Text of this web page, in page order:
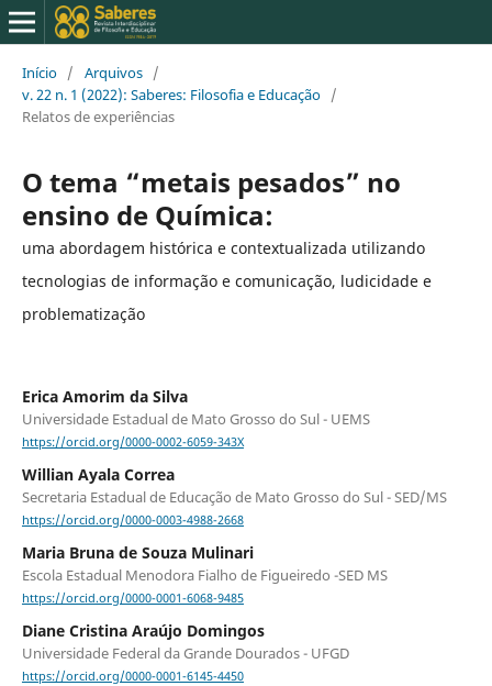
Início / Arquivos /
v. 22 n. 1 (2022): Saberes: Filosofia e Educação /
Relatos de experiências
O tema “metais pesados” no
ensino de Química:
uma abordagem histórica e contextualizada utilizando
tecnologias de informação e comunicação, ludicidade e
problematização
Erica Amorim da Silva
Universidade Estadual de Mato Grosso do Sul - UEMS
https://orcid.org/0000-0002-6059-343X
Willian Ayala Correa
Secretaria Estadual de Educação de Mato Grosso do Sul - SED/MS
https://orcid.org/0000-0003-4988-2668
Maria Bruna de Souza Mulinari
Escola Estadual Menodora Fialho de Figueiredo -SED MS
https://orcid.org/0000-0001-6068-9485
Diane Cristina Araújo Domingos
Universidade Federal da Grande Dourados - UFGD
https://orcid.org/0000-0001-6145-4450